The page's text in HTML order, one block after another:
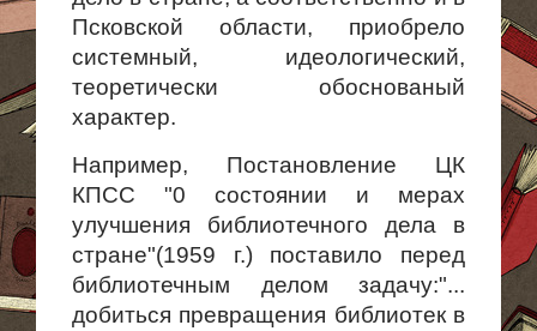
Псковской области, приобрело
системный, идеологический,
теоретически обоснованый
характер.
Например, Постановление ЦК
КПСС "0 состоянии и мерах
улучшения библиотечного дела в
стране"(1959 г.) поставило перед
библиотечным делом задачу:"...
добиться превращения библиотек в